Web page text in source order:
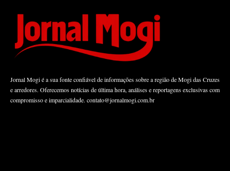
Jornal Mogi é a sua fonte confiável de informações sobre a região de Mogi das Cruzes
e arredores. Oferecemos notícias de última hora, análises e reportagens exclusivas com
compromisso e imparcialidade. contato@jornalmogi.com.br